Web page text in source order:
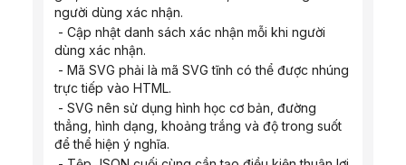
người dùng xác nhận.
dùng xác nhận.
trực tiếp vào HTML.
thẳng, hình dạng, khoảng trắng và độ trong suốt
để thể hiện ý nghĩa.